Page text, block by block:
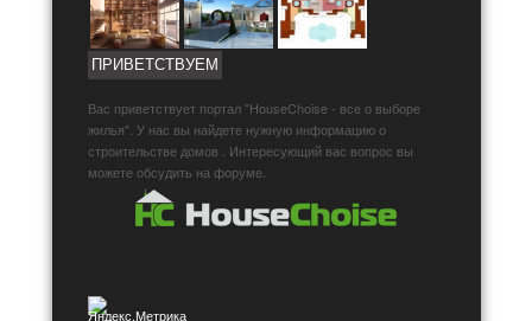
ПРИВЕТСТВУЕМ
Вас приветствует портал "HouseChoise - все о выборе
жилья". У нас вы найдете нужную информацию о
строительстве домов . Интересующий вас вопрос вы
можете обсудить на форуме.